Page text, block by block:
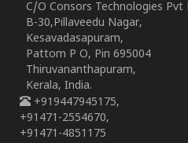
C/O Consors Technologies Pvt
B-30,Pillaveedu Nagar,
Kesavadasapuram,
Pattom P O, Pin 695004
Thiruvananthapuram,
Kerala, India.
+919447945175,
+91471-2554670,
+91471-4851175